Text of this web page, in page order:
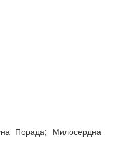
Порада; Милосердна